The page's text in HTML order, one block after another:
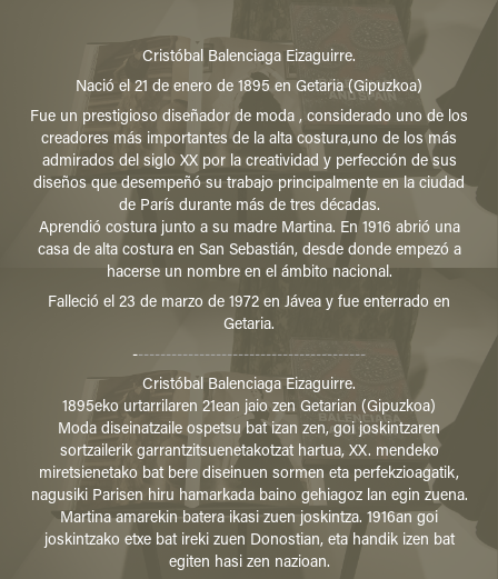
Cristóbal Balenciaga Eizaguirre.
Nació el 21 de enero de 1895 en Getaria (Gipuzkoa)
Fue un prestigioso diseñador de moda , considerado uno de los
creadores más importantes de la alta costura,uno de los más
admirados del siglo XX por la creatividad y perfección de sus
diseños que desempeñó su trabajo principalmente en la ciudad
de París durante más de tres décadas.
Aprendió costura junto a su madre Martina. En 1916 abrió una
casa de alta costura en San Sebastián, desde donde empezó a
hacerse un nombre en el ámbito nacional.
Falleció el 23 de marzo de 1972 en Jávea y fue enterrado en
Getaria.
------------------------------------------
Cristóbal Balenciaga Eizaguirre.
1895eko urtarrilaren 21ean jaio zen Getarian (Gipuzkoa)
Moda diseinatzaile ospetsu bat izan zen, goi joskintzaren
sortzailerik garrantzitsuenetakotzat hartua, XX. mendeko
miretsienetako bat bere diseinuen sormen eta perfekzioagatik,
nagusiki Parisen hiru hamarkada baino gehiagoz lan egin zuena.
Martina amarekin batera ikasi zuen joskintza. 1916an goi
joskintzako etxe bat ireki zuen Donostian, eta handik izen bat
egiten hasi zen nazioan.